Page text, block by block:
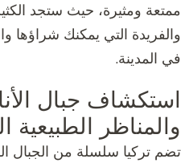
ممتعة ومثيرة، حيث ستجد
والفريدة التي يمكنك شراؤها
في المدينة.
استكشاف جبال
والمناظر الطبيعية
تضم تركيا سلسلة من الجبال